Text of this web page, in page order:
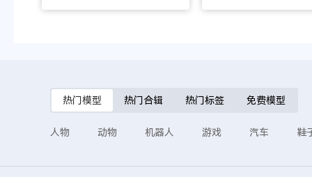
热门模型 热门合辑 热门标签 免费模型
人物 动物 机器人 游戏 汽车 鞋